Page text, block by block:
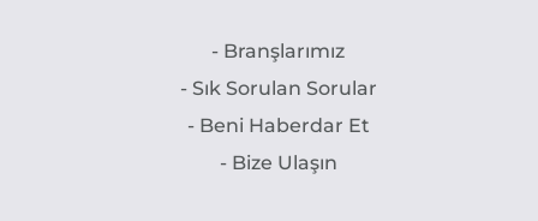
- Branşlarımız
- Sık Sorulan Sorular
- Beni Haberdar Et
- Bize Ulaşın